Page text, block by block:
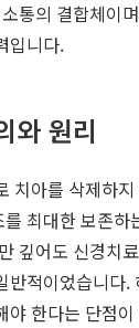
통의 결합체이
입니다.
와 원리
치아를 삭제하
최대한 보존하
깊어도 신경치
반적이었습니다.
야 한다는 단점